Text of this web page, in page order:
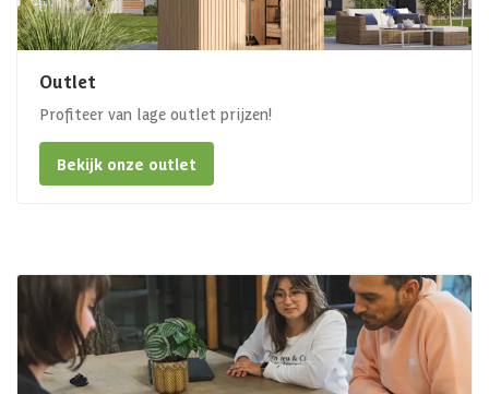
Outlet
Profiteer van lage outlet prijzen!
Bekijk onze outlet